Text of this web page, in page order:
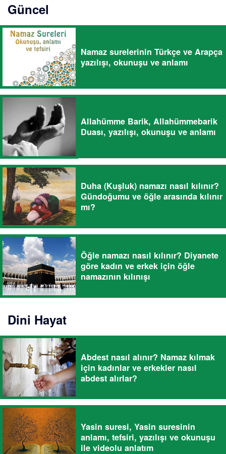
Güncel
Namaz surelerinin Türkçe ve Arapça
yazılışı, okunuşu ve anlamı
Allahümme Barik, Allahümmebarik
Duası, yazılışı, okunuşu ve anlamı
Duha (Kuşluk) namazı nasıl kılınır?
Gündoğumu ve öğle arasında kılınır
mı?
Öğle namazı nasıl kılınır? Diyanete
göre kadın ve erkek için öğle
namazının kılınışı
Dini Hayat
Abdest nasıl alınır? Namaz kılmak
için kadınlar ve erkekler nasıl
abdest alırlar?
Yasin suresi, Yasin suresinin
anlamı, tefsiri, yazılışı ve okunuşu
ile videolu anlatım